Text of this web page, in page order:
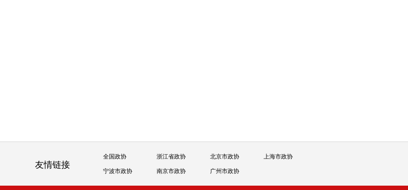
友情链接
全国政协 浙江省政协 北京市政协 上海市政协
宁波市政协 南京市政协 广州市政协